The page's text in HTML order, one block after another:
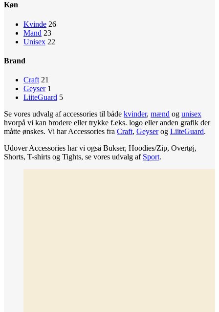
Køn
Kvinde 26
Mand 23
Unisex 22
Brand
Craft 21
Geyser 1
LiiteGuard 5
Se vores udvalg af accessories til både kvinder, mænd og unisex
hvorpå vi kan brodere eller trykke f.eks. logo eller anden grafik der
måtte ønskes. Vi har Accessories fra Craft, Geyserog LiiteGuard.
Udover Accessories har vi også Bukser, Hoodies/Zip, Overtøj,
Shorts, T-shirts og Tights, se vores udvalg af Sport.